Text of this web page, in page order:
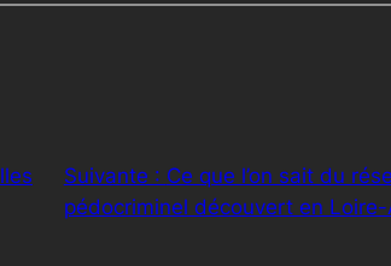
Suivante : Ce que l’on sait du
pédocriminel découvert en